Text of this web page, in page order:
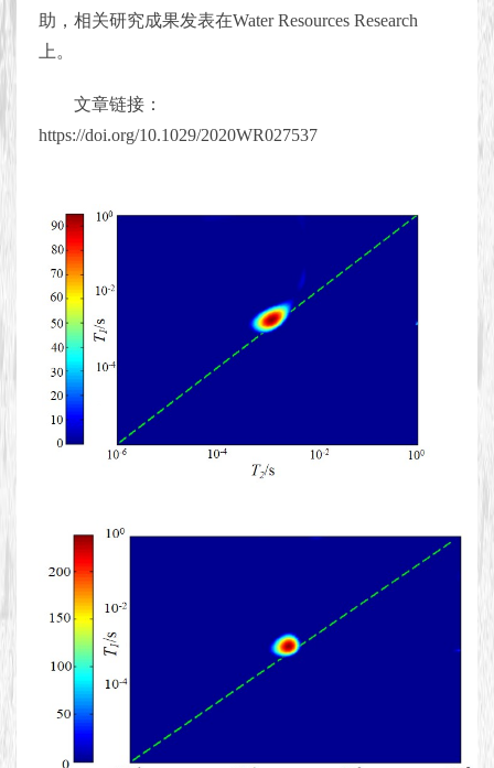
助，相关研究成果发表在Water Resources Research
上。
文章链接：
https://doi.org/10.1029/2020WR027537